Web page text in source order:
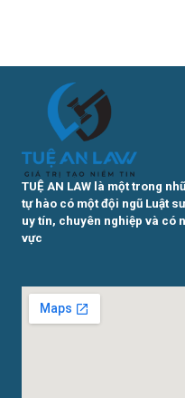
TUỆ AN LAW là một trong
tự hào có một đội ngũ Luật
uy tín, chuyên nghiệp và có
vực